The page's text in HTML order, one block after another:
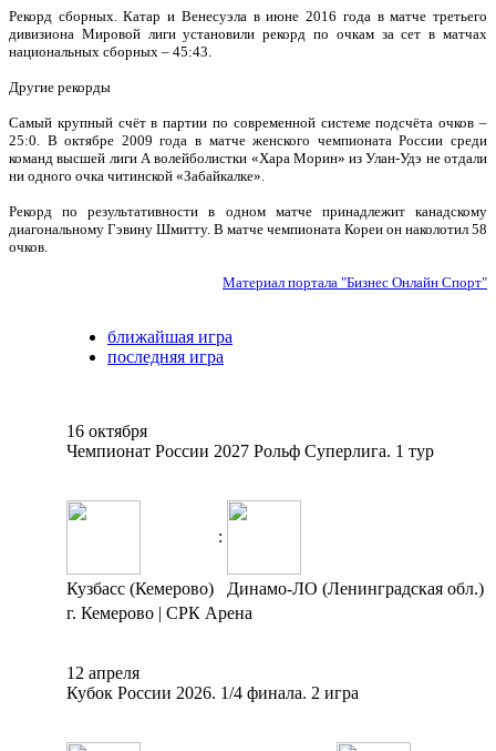
Рекорд сборных. Катар и Венесуэла в июне 2016 года в матче третьего
дивизиона Мировой лиги установили рекорд по очкам за сет в матчах
национальных сборных – 45:43.
Другие рекорды
Самый крупный счёт в партии по современной системе подсчёта очков –
25:0. В октябре 2009 года в матче женского чемпионата России среди
команд высшей лиги А волейболистки «Хара Морин» из Улан-Удэ не отдали
ни одного очка читинской «Забайкалке».
Рекорд по результативности в одном матче принадлежит канадскому
диагональному Гэвину Шмитту. В матче чемпионата Кореи он наколотил 58
очков.
Материал портала "Бизнес Онлайн Спорт"
ближайшая игра
последняя игра
16 октября
Чемпионат России 2027 Рольф Суперлига. 1 тур
:
Кузбасс (Кемерово)
Динамо-ЛО (Ленинградская обл.)
г. Кемерово | СРК Арена
12 апреля
Кубок России 2026. 1/4 финала. 2 игра